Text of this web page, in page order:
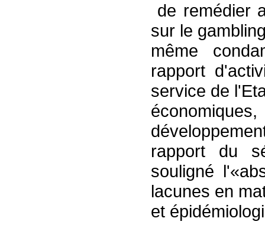
de remédier
sur le
même
rapport
service de
rapport du
souligné
lacunes en
et